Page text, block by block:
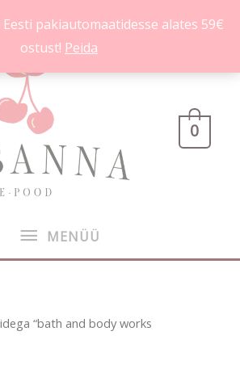
pakiautomaatidesse alates 59€
ostust! Peida
MENÜÜ
MENÜÜ
0
“bath and body works
Sorditud
uusimate